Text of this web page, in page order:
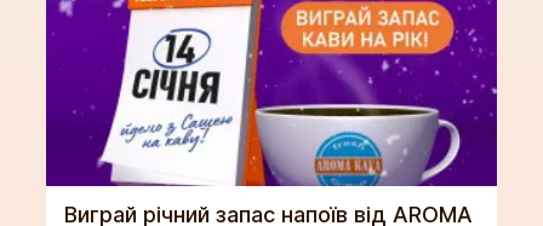
Виграй річний запас напоїв від AROMA